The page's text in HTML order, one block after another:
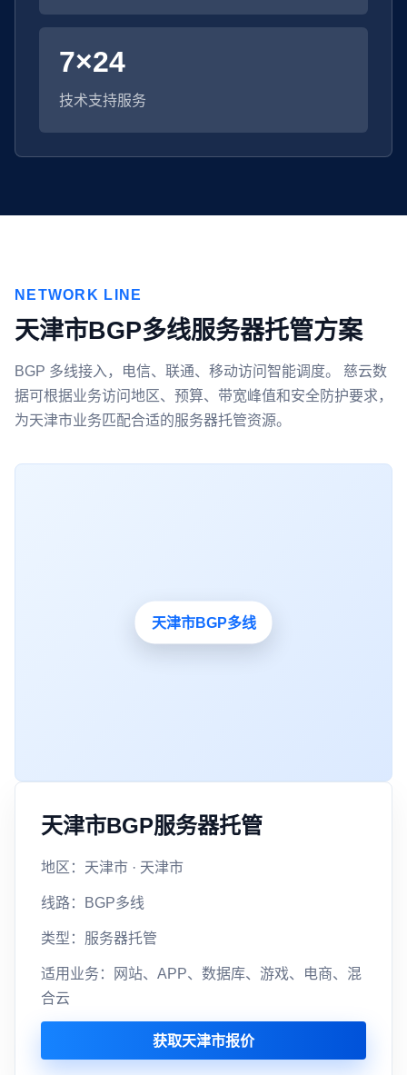
7×24
技术支持服务
NETWORK LINE
天津市BGP多线服务器托管方案
BGP 多线接入，电信、联通、移动访问智能调度。 慈云数
据可根据业务访问地区、预算、带宽峰值和安全防护要求，
为天津市业务匹配合适的服务器托管资源。
天津市BGP服务器托管
地区：天津市 · 天津市
线路：BGP多线
类型：服务器托管
适用业务：网站、APP、数据库、游戏、电商、混
合云
获取天津市报价